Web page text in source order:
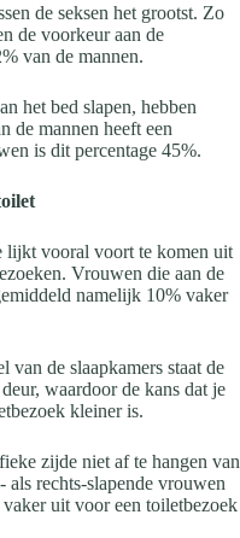
de seksen het grootst. Zo
de voorkeur aan de
van de mannen.
het bed slapen, hebben
de mannen heeft een
is dit percentage 45%.
lijkt vooral voort te komen uit
Vrouwen die aan de
namelijk 10% vaker
van de slaapkamers staat de
waardoor de kans dat je
kleiner is.
zijde niet af te hangen van
rechts-slapende vrouwen
uit voor een toiletbezoek